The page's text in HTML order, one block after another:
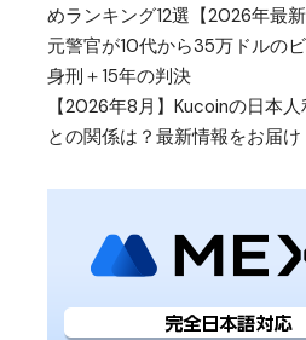
めランキング12選【2026年最新
元警官が10代から35万ドルの
身刑＋15年の判決
【2026年8月】Kucoinの日本
との関係は？最新情報をお届け